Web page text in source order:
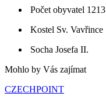
Počet obyvatel 1213
Kostel Sv. Vavřince
Socha Josefa II.
Mohlo by Vás zajímat
CZECHPOINT